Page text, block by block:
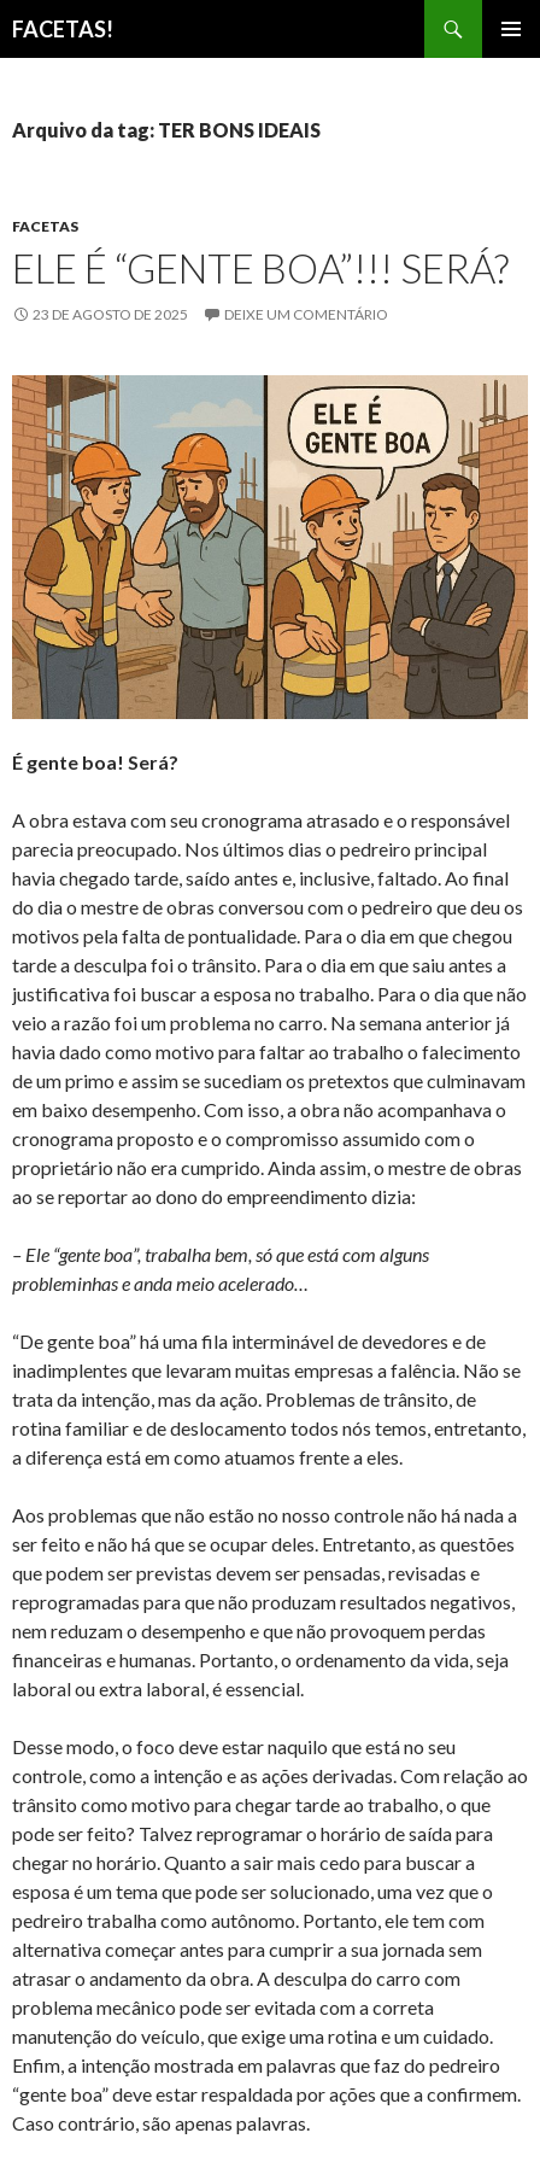
FACETAS!
CONTEÚDO
Arquivo da tag: TER BONS IDEAIS
FACETAS
ELE É “GENTE BOA”!!! SERÁ?
23 DE AGOSTO DE 2025 DEIXE UM COMENTÁRIO
É gente boa! Será?
A obra estava com seu cronograma atrasado e o responsável
parecia preocupado. Nos últimos dias o pedreiro principal
havia chegado tarde, saído antes e, inclusive, faltado. Ao final
do dia o mestre de obras conversou com o pedreiro que deu os
motivos pela falta de pontualidade. Para o dia em que chegou
tarde a desculpa foi o trânsito. Para o dia em que saiu antes a
justificativa foi buscar a esposa no trabalho. Para o dia que não
veio a razão foi um problema no carro. Na semana anterior já
havia dado como motivo para faltar ao trabalho o falecimento
de um primo e assim se sucediam os pretextos que culminavam
em baixo desempenho. Com isso, a obra não acompanhava o
cronograma proposto e o compromisso assumido com o
proprietário não era cumprido. Ainda assim, o mestre de obras
ao se reportar ao dono do empreendimento dizia:
– Ele “gente boa”, trabalha bem, só que está com alguns
probleminhas e anda meio acelerado…
“De gente boa” há uma fila interminável de devedores e de
inadimplentes que levaram muitas empresas a falência. Não se
trata da intenção, mas da ação. Problemas de trânsito, de
rotina familiar e de deslocamento todos nós temos, entretanto,
a diferença está em como atuamos frente a eles.
Aos problemas que não estão no nosso controle não há nada a
ser feito e não há que se ocupar deles. Entretanto, as questões
que podem ser previstas devem ser pensadas, revisadas e
reprogramadas para que não produzam resultados negativos,
nem reduzam o desempenho e que não provoquem perdas
financeiras e humanas. Portanto, o ordenamento da vida, seja
laboral ou extra laboral, é essencial.
Desse modo, o foco deve estar naquilo que está no seu
controle, como a intenção e as ações derivadas. Com relação ao
trânsito como motivo para chegar tarde ao trabalho, o que
pode ser feito? Talvez reprogramar o horário de saída para
chegar no horário. Quanto a sair mais cedo para buscar a
esposa é um tema que pode ser solucionado, uma vez que o
pedreiro trabalha como autônomo. Portanto, ele tem com
alternativa começar antes para cumprir a sua jornada sem
atrasar o andamento da obra. A desculpa do carro com
problema mecânico pode ser evitada com a correta
manutenção do veículo, que exige uma rotina e um cuidado.
Enfim, a intenção mostrada em palavras que faz do pedreiro
“gente boa” deve estar respaldada por ações que a confirmem.
Caso contrário, são apenas palavras.